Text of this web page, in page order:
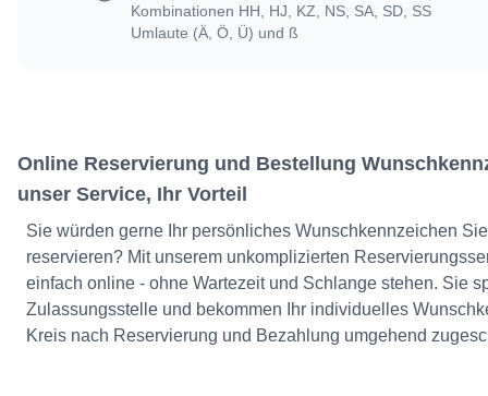
Kombinationen HH, HJ, KZ, NS, SA, SD, SS
Umlaute (Ä, Ö, Ü) und ß
Online Reservierung und Bestellung
unser Service, Ihr Vorteil
Sie würden gerne Ihr persönliches Wunschkennzeichen
reservieren? Mit unserem unkomplizierten
einfach online - ohne Wartezeit und Schlange stehen. Sie
Zulassungsstelle und bekommen Ihr individuelles
Kreis nach Reservierung und Bezahlung umgehend